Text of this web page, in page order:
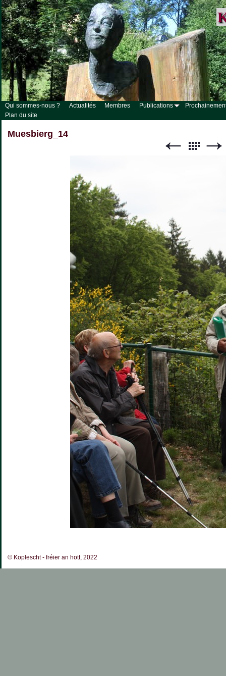
Qui sommes-nous ? Actualités Membres Publications
Plan du site
Muesbierg_14
© Koplescht - fréier an hott, 2022